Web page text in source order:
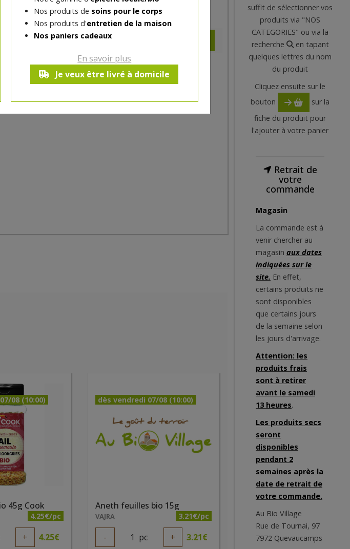
Nos produits de soins pour le corps
Nos produits d'entretien de la maison
Nos paniers cadeaux
En savoir plus
Je veux être livré à domicile
1 pc +
souhaitée le
08 (10:00)
45g Cook
4.25€/pc
+ 4.25€
dès vendredi 07/08 (10:00)
Aneth feuilles bio 15g
VAJRA 3.21€/pc
- 1 pc + 3.21€
suffit de sélectionner vos
produits via "NOS
CATEGORIES" ou via la
recherche
en tapant
quelques lettres du nom
du produit
Cliquez ensuite sur le
bouton
sur la
fiche du produit pour
l'ajouter à votre panier
Retrait de
votre
commande
Magasin
La commande est à
venir chercher au
magasin aux dates
indiquées sur le
site. En effet,
certains produits ne
sont disponibles
que certains jours
de la semaine selon
les jours d'arrivage.
Attention: les
produits frais
sont à retirer
avant le samedi
13 heures.
Les produits secs
seront
disponibles
pendant 2
semaines après la
date de retrait de
votre commande.
Au Bio Village
Rue de Tournai, 97
7972 Quevaucamps